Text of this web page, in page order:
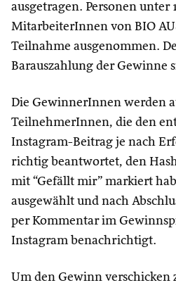
ausgetragen. Personen unter
MitarbeiterInnen von BIO
Teilnahme ausgenommen.
Barauszahlung der Gewinne
Die GewinnerInnen werden
TeilnehmerInnen, die den
Instagram-Beitrag je nach
richtig beantwortet, den
mit “Gefällt mir” markiert
ausgewählt und nach
per Kommentar im
Instagram benachrichtigt.
Um den Gewinn verschicken